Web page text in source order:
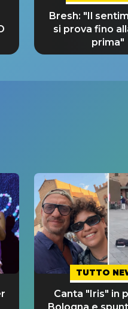
Bresh: "Il
si prova fino
prima"
TUTTO
Canta "Iris" in